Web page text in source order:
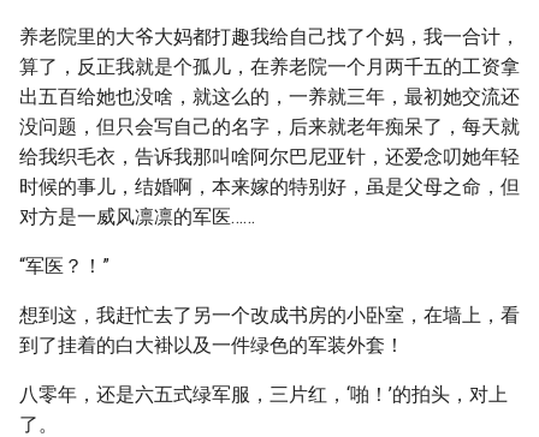
养老院里的大爷大妈都打趣我给自己找了个妈，我一合计，
算了，反正我就是个孤儿，在养老院一个月两千五的工资拿
出五百给她也没啥，就这么的，一养就三年，最初她交流还
没问题，但只会写自己的名字，后来就老年痴呆了，每天就
给我织毛衣，告诉我那叫啥阿尔巴尼亚针，还爱念叨她年轻
时候的事儿，结婚啊，本来嫁的特别好，虽是父母之命，但
对方是一威风凛凛的军医……
“军医？！”
想到这，我赶忙去了另一个改成书房的小卧室，在墙上，看
到了挂着的白大褂以及一件绿色的军装外套！
八零年，还是六五式绿军服，三片红，‘啪！’的拍头，对上
了。